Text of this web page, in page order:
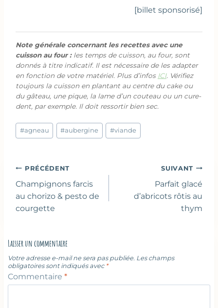
[billet sponsorisé]
Note générale concernant les recettes avec une
cuisson au four :les temps de cuisson, au four, sont
donnés à titre indicatif. Il est nécessaire de les adapter
en fonction de votre matériel. Plus d’infos ICI. Vérifiez
toujours la cuisson en plantant au centre du cake ou
du gâteau, une pique, la lame d’un couteau ou un cure-
dent, par exemple. Il doit ressortir bien sec.
Étiquettes
de
#agneau #aubergine #viande
Navigation
de
l’article
PRÉCÉDENT
Champignons farcis
au chorizo & pesto de
courgette
SUIVANT
Parfait glacé
d’abricots rôtis au
thym
Laisser un commentaire
Votre adresse e-mail ne sera pas publiée. Les champs
obligatoires sont indiqués avec *
Commentaire *